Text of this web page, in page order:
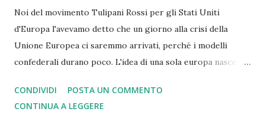
Noi del movimento Tulipani Rossi per gli Stati Uniti
d'Europa l'avevamo detto che un giorno alla crisi della
Unione Europea ci saremmo arrivati, perché i modelli
confederali durano poco. L'idea di una sola europa nasce
mondiale dove i nazisti vennero sconfitti grazie a Churchill
che comprese, a differenza di Chamberlain, il rischio. Oggi
CONDIVIDI
POSTA UN COMMENTO
CONTINUA A LEGGERE